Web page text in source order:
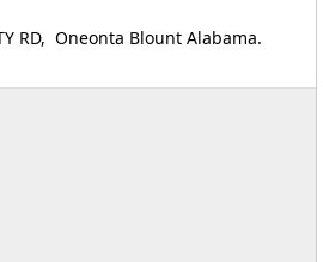
RD, Oneonta Blount Alabama.